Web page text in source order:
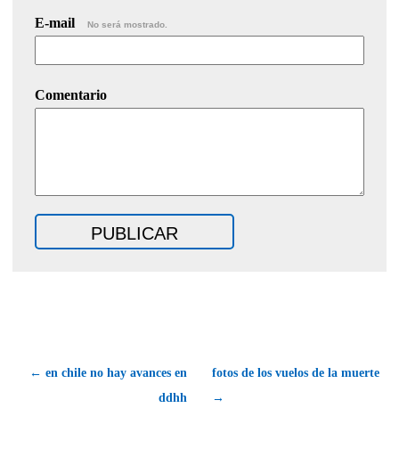
E-mail No será mostrado.
Comentario
← en chile no hay avances en
ddhh
fotos de los vuelos de la muerte
→